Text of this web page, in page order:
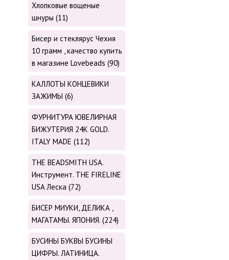
Хлопковые вощеные
шнуры (11)
Бисер и стеклярус Чехия
10 грамм , качество купить
в магазине Lovebeads (90)
КАЛЛОТЫ КОНЦЕВИКИ
ЗАЖИМЫ (6)
ФУРНИТУРА ЮВЕЛИРНАЯ
БИЖУТЕРИЯ 24К GOLD.
ITALY MADE (112)
THE BEADSMITH USA.
Инструмент. THE FIRELINE
USA Леска (72)
БИСЕР МИУКИ, ДЕЛИКА ,
МАГАТАМЫ. ЯПОНИЯ. (224)
БУСИНЫ БУКВЫ БУСИНЫ
ЦИФРЫ. ЛАТИНИЦА.